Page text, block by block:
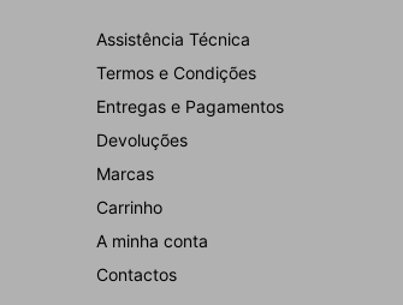
Assistência Técnica
Termos e Condições
Entregas e Pagamentos
Devoluções
Marcas
Carrinho
A minha conta
Contactos